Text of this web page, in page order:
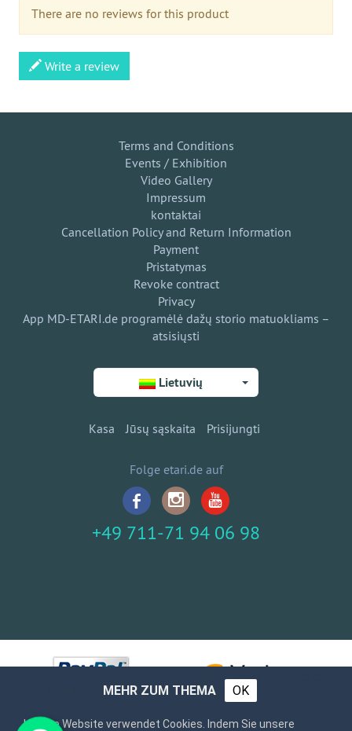
There are no reviews for this product
Write a review
Terms and Conditions
Events / Exhibition
Video Gallery
Impressum
kontaktai
Cancellation Policy and Return Information
Payment
Pristatymas
Revoke contract
Privacy
App MD-ETARI.de programėlė dažų storio matuokliams –
atsisiųsti
Lietuvių
Kasa Jūsų sąskaita Prisijungti
Folge etari.de auf
+49 711-71 94 06 98
MEHR ZUM THEMA OK
Unsere Website verwendet Cookies. Indem Sie unsere